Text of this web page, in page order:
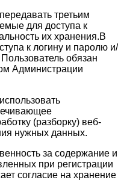
третьим
для доступа к
их хранения.В
к логину и паролю и/
обязан
Администрации
(разборку) веб-
нужных данных.
за содержание и
при регистрации
согласие на хранение